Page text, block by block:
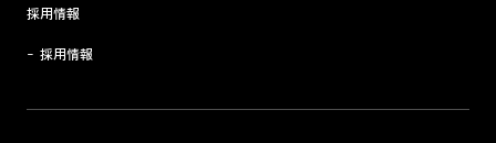
採用情報
採用情報